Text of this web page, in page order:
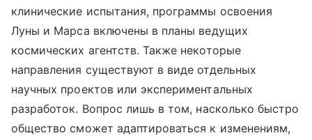
клинические испытания, программы освоения
Луны и Марса включены в планы ведущих
космических агентств. Также некоторые
направления существуют в виде отдельных
научных проектов или экспериментальных
разработок. Вопрос лишь в том, насколько быстро
общество сможет адаптироваться к изменениям,